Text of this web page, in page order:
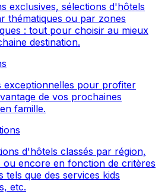
exclusives, sélections d'hôtels
thématiques ou par zones
: tout pour choisir au mieux
destination.
exceptionnelles pour profiter
de vos prochaines
famille.
d'hôtels classés par région,
ou encore en fonction de critères
tels que des services kids
etc.